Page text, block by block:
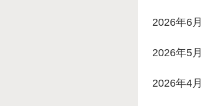
2026年6月
2026年5月
2026年4月